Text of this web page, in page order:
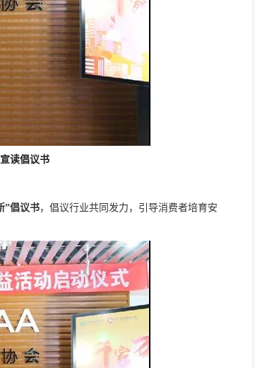
读倡议书
”倡议书，倡议行业共同发力，引导消费者培育安